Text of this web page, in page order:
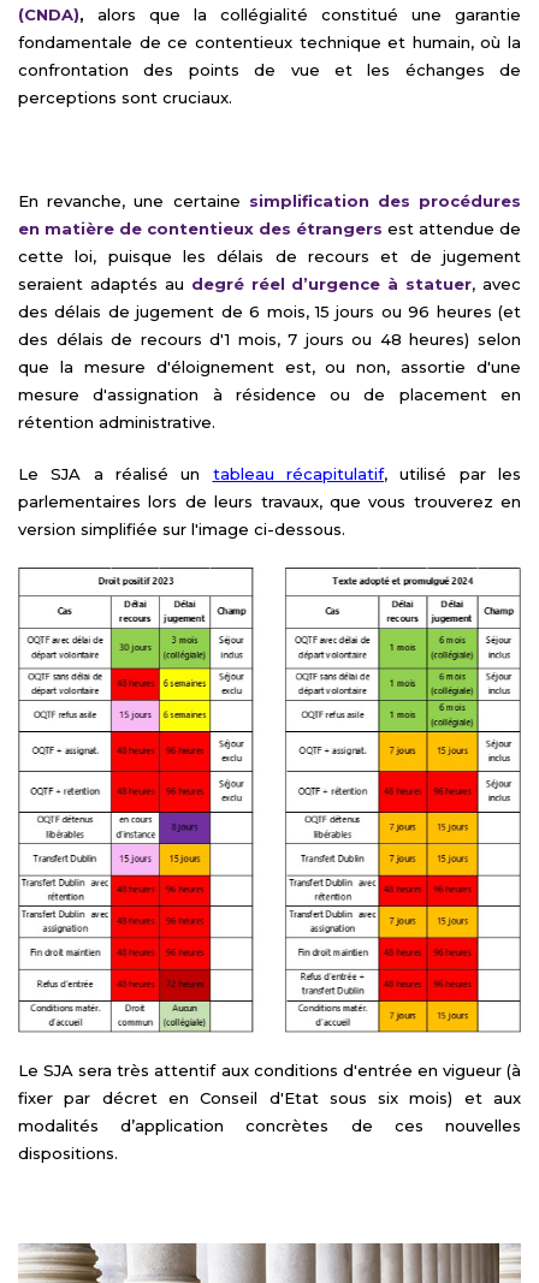
(CNDA), alors que la collégialité constitué une garantie
fondamentale de ce contentieux technique et humain, où la
confrontation des points de vue et les échanges de
perceptions sont cruciaux.
En revanche, une certaine simplification des procédures
en matière de contentieux des étrangers est attendue de
cette loi, puisque les délais de recours et de jugement
seraient adaptés au degré réel d’urgence à statuer, avec
des délais de jugement de 6 mois, 15 jours ou 96 heures (et
des délais de recours d'1 mois, 7 jours ou 48 heures) selon
que la mesure d'éloignement est, ou non, assortie d'une
mesure d'assignation à résidence ou de placement en
rétention administrative.
Le SJA a réalisé un tableau récapitulatif, utilisé par les
parlementaires lors de leurs travaux, que vous trouverez en
version simplifiée sur l'image ci-dessous.
Le SJA sera très attentif aux conditions d'entrée en vigueur (à
fixer par décret en Conseil d'Etat sous six mois) et aux
modalités d’application concrètes de ces nouvelles
dispositions.